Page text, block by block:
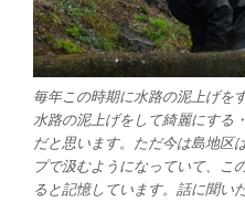
毎年この時期に水路の泥上げを
水路の泥上げをして綺麗にする
だと思います。ただ今は島地区
プで汲むようになっていて、こ
ると記憶しています。話に聞い